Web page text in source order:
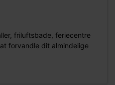
friluftsbade, feriecentre
forvandle dit almindelige